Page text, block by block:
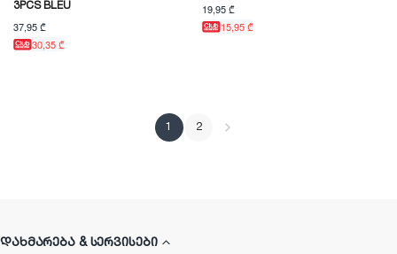
3PCS BLEU
37,95 ₾
30,35 ₾
19,95 ₾
15,95 ₾
1 2
ᲓᲐᲮᲛᲐᲠᲔᲑᲐ & ᲡᲔᲠᲕᲘᲡᲔᲑᲘ